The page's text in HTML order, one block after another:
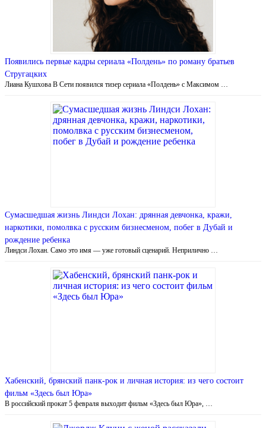
Появились первые кадры сериала «Полдень» по роману братьев
Стругацких
Лиана Кушхова В Сети появился тизер сериала «Полдень» с Максимом …
Сумасшедшая жизнь Линдси Лохан: дрянная девчонка, кражи,
наркотики, помолвка с русским бизнесменом, побег в Дубай и
рождение ребенка
Линдси Лохан. Само это имя — уже готовый сценарий. Неприлично …
Хабенский, брянский панк-рок и личная история: из чего состоит
фильм «Здесь был Юра»
В российский прокат 5 февраля выходит фильм «Здесь был Юра», …